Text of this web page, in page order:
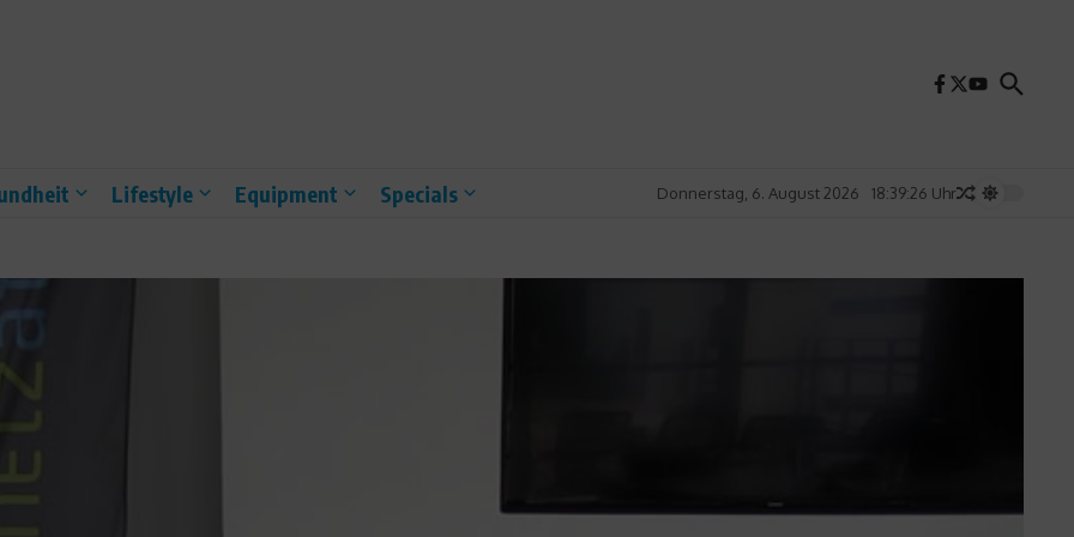
Lifestyle Equipment Specials Donnerstag, 6. August 2026 18:39:28 Uhr